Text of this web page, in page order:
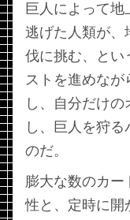
巨人によって地
逃げた人類が、
伐に挑む、とい
ストを進めなが
し、自分だけ
し、巨人を狩る
のだ。
膨大な数のカー
性と、定時に開